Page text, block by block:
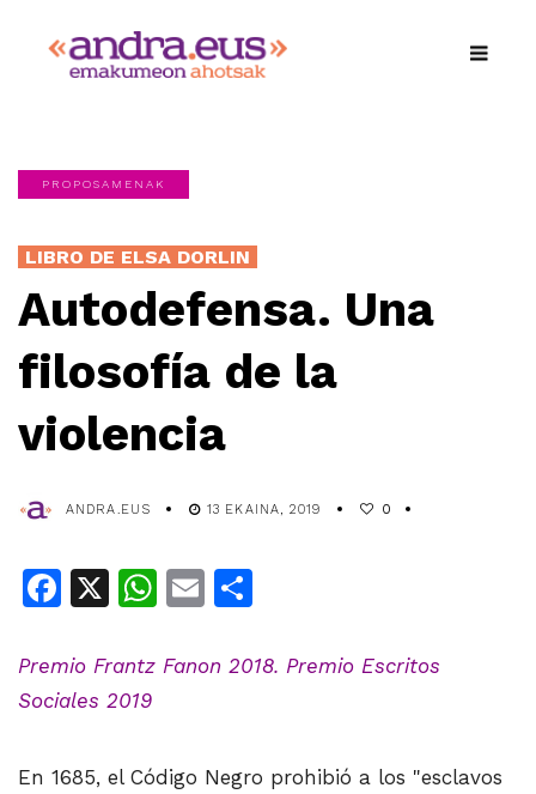
PROPOSAMENAK
LIBRO DE ELSA DORLIN
Autodefensa. Una
filosofía de la
violencia
ANDRA.EUS 13 EKAINA, 2019 0
Facebook
X WhatsApp
Email
Premio Frantz Fanon 2018. Premio Escritos
Sociales 2019
En 1685, el Código Negro prohibió a los "esclavos